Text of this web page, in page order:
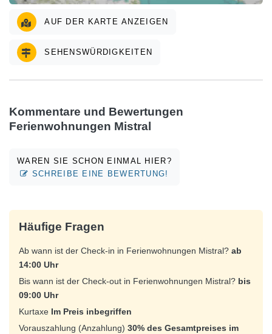
AUF DER KARTE ANZEIGEN
SEHENSWÜRDIGKEITEN
Kommentare und Bewertungen
Ferienwohnungen Mistral
WAREN SIE SCHON EINMAL HIER?
SCHREIBE EINE BEWERTUNG!
Häufige Fragen
Ab wann ist der Check-in in Ferienwohnungen Mistral? ab
14:00 Uhr
Bis wann ist der Check-out in Ferienwohnungen Mistral? bis
09:00 Uhr
Kurtaxe Im Preis inbegriffen
Vorauszahlung (Anzahlung) 30% des Gesamtpreises im